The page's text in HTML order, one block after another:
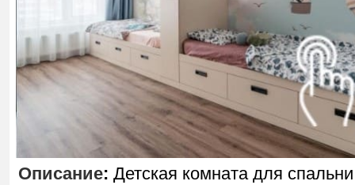
Описание: Детская комната для спальни